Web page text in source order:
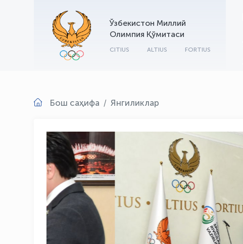
Ўзбекистон Миллий
Олимпия Қўмитаси
CITIUS ALTIUS FORTIUS
Бош саҳифа Янгиликлар